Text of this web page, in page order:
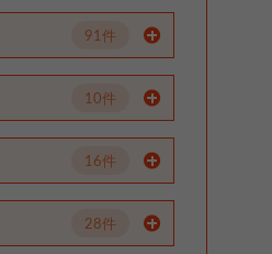
91件
10件
16件
28件